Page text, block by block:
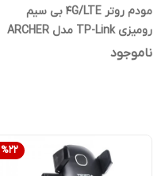
مودم روتر 4G/LTE بی سیم
رومیزی TP-Link مدل ARCHER
MR200 AC750
ناموجود
%22